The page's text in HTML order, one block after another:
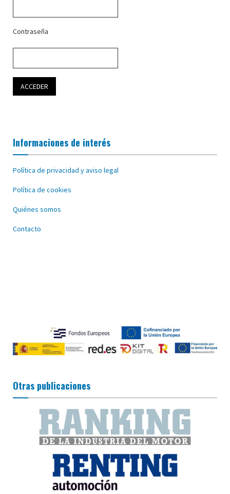
Contraseña
Informaciones de interés
Política de privacidad y aviso legal
Política de cookies
Quiénes somos
Contacto
Otras publicaciones